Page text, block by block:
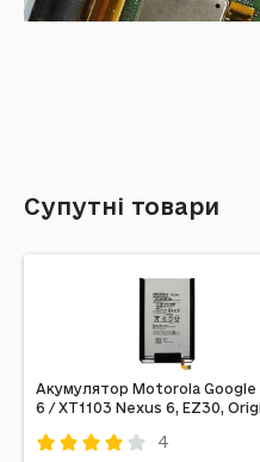
Супутні товари
Акумулятор Motorola Google
6 / XT1103 Nexus 6, EZ30,
4